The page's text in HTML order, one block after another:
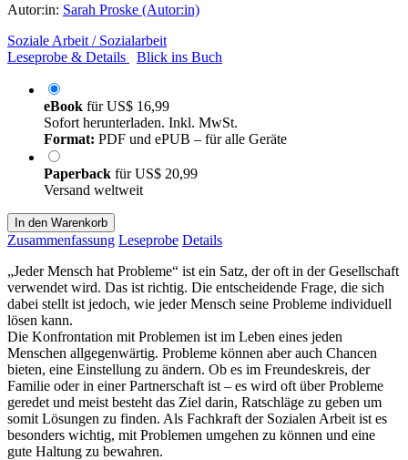
Autor:in: Sarah Proske (Autor:in)
Soziale Arbeit / Sozialarbeit
Leseprobe & Details
Blick ins Buch
eBook fürUS$ 16,99
Sofort herunterladen. Inkl. MwSt.
Format: PDF und ePUB – für alle Geräte
Paperback fürUS$ 20,99
Versand weltweit
In den Warenkorb
Zusammenfassung Leseprobe Details
„Jeder Mensch hat Probleme“ ist ein Satz, der oft in der Gesellschaft
verwendet wird. Das ist richtig. Die entscheidende Frage, die sich
dabei stellt ist jedoch, wie jeder Mensch seine Probleme individuell
lösen kann.
Die Konfrontation mit Problemen ist im Leben eines jeden
Menschen allgegenwärtig. Probleme können aber auch Chancen
bieten, eine Einstellung zu ändern. Ob es im Freundeskreis, der
Familie oder in einer Partnerschaft ist – es wird oft über Probleme
geredet und meist besteht das Ziel darin, Ratschläge zu geben um
somit Lösungen zu finden. Als Fachkraft der Sozialen Arbeit ist es
besonders wichtig, mit Problemen umgehen zu können und eine
gute Haltung zu bewahren.